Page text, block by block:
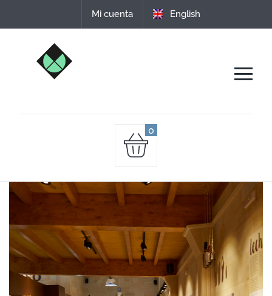
Date un capricho comprando nuestros quesos
de leche cruda de oveja.
Mi cuenta English
0